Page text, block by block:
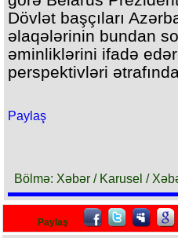
Dövlət başçıları
əlaqələrinin bundan
əminliklərini ifadə
perspektivləri
Paylaş
Bölmə: Xəbər / Karusel /
Paylaş